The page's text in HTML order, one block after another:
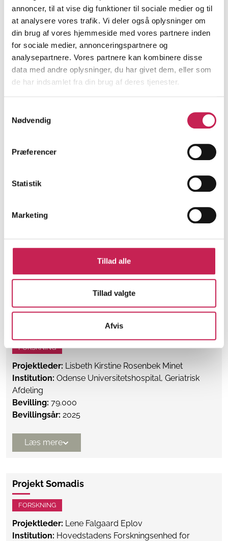
annoncer, til at vise dig funktioner til sociale medier og til
at analysere vores trafik. Vi deler også oplysninger om
din brug af vores hjemmeside med vores partnere inden
for sociale medier, annonceringspartnere og
analysepartnere. Vores partnere kan kombinere disse
data med andre oplysninger, du har givet dem, eller som
de har indsamlet fra din brug af deres tjenester.
Nødvendig
Præferencer
Statistik
Marketing
Tillad alle
Tillad valgte
Afvis
migrationsbaggrund.
ØVRIGE
Projektleder:Lise Lotte Duch
Institution:FAKTI
Bevilling:600.000
Bevillingsår: 2026
Mad som metode – fællesskab og sundhed
ØVRIGE
Institution:
Bevillingsår:2026
Geriatriske patienters forventninger og
holdninger til fysisk aktivitet, som en del af
FORSKNING
Projektleder: Lisbeth Kirstine Rosenbek Minet
Institution: Odense Universitetshospital, Geriatrisk
Afdeling
Bevilling: 79.000
Bevillingsår: 2025
Læs mere
Projekt Somadis
FORSKNING
Projektleder: Lene Falgaard Eplov
Institution: Hovedstadens Forskningsenhed for